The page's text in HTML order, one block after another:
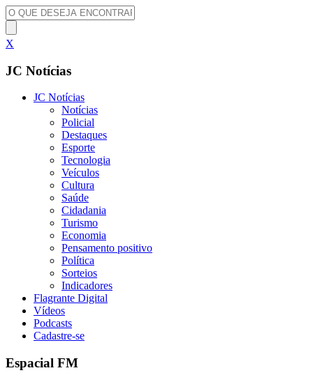
X
JC Notícias
JC Notícias
Notícias
Policial
Destaques
Esporte
Tecnologia
Veículos
Cultura
Saúde
Cidadania
Turismo
Economia
Pensamento positivo
Política
Sorteios
Indicadores
Flagrante Digital
Vídeos
Podcasts
Cadastre-se
Espacial FM